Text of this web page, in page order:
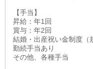
【手当】
昇給：年1回
賞与：年2回
結婚・出産祝い金制度（
勤続手当あり
その他、各種手当